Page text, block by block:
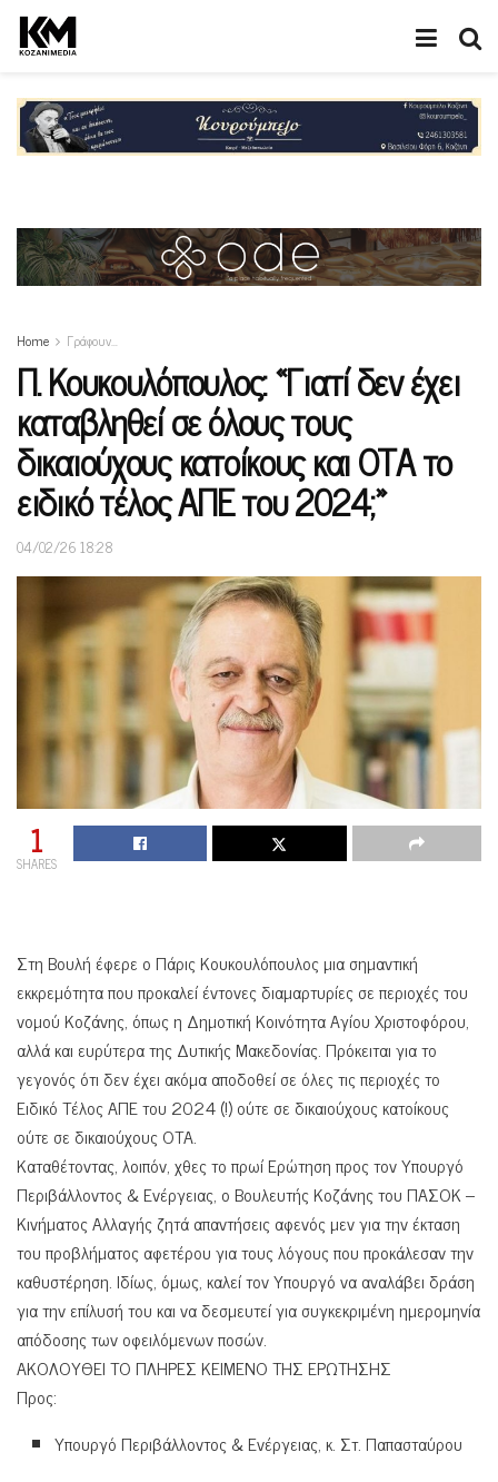
Home Γράφουν…
Π. Κουκουλόπουλος: «Γιατί δεν έχει
καταβληθεί σε όλους τους
δικαιούχους κατοίκους και ΟΤΑ το
ειδικό τέλος ΑΠΕ του 2024;»
04/02/26 18:28
1
SHARES
Στη Βουλή έφερε ο Πάρις Κουκουλόπουλος μια σημαντική
εκκρεμότητα που προκαλεί έντονες διαμαρτυρίες σε περιοχές του
νομού Κοζάνης, όπως η Δημοτική Κοινότητα Αγίου Χριστοφόρου,
αλλά και ευρύτερα της Δυτικής Μακεδονίας. Πρόκειται για το
γεγονός ότι δεν έχει ακόμα αποδοθεί σε όλες τις περιοχές το
Ειδικό Τέλος ΑΠΕ του 2024 (!) ούτε σε δικαιούχους κατοίκους
ούτε σε δικαιούχους ΟΤΑ.
Καταθέτοντας, λοιπόν, χθες το πρωί Ερώτηση προς τον Υπουργό
Περιβάλλοντος & Ενέργειας, ο Βουλευτής Κοζάνης του ΠΑΣΟΚ –
Κινήματος Αλλαγής ζητά απαντήσεις αφενός μεν για την έκταση
του προβλήματος αφετέρου για τους λόγους που προκάλεσαν την
καθυστέρηση. Ιδίως, όμως, καλεί τον Υπουργό να αναλάβει δράση
για την επίλυσή του και να δεσμευτεί για συγκεκριμένη ημερομηνία
απόδοσης των οφειλόμενων ποσών.
ΑΚΟΛΟΥΘΕΙ ΤΟ ΠΛΗΡΕΣ ΚΕΙΜΕΝΟ ΤΗΣ ΕΡΩΤΗΣΗΣ
Προς:
Υπουργό Περιβάλλοντος & Ενέργειας, κ. Στ. Παπασταύρου